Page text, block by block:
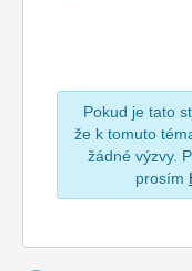
Pokud je tato
že k tomuto
žádné výzvy.
prosím